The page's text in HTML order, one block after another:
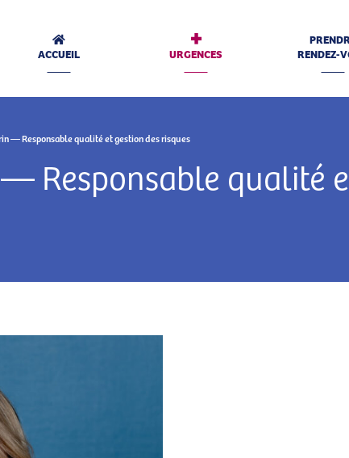
ACCUEIL +
URGENCES
RENDEZ-
— Responsable qualité et gestion des risques
Responsable qualité